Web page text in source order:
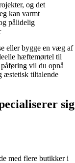
og det
kan varmt
pålidelig
eller bygge en væg af
hæftemørtel til
vil du opnå
æstetisk tiltalende
sig
med flere butikker i